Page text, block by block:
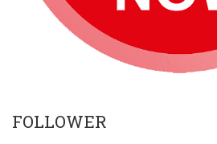
FOLLOWER